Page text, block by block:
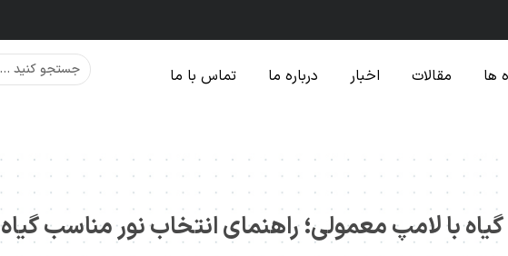
ها مقالات اخبار درباره ما تماس با ما
با لامپ معمولی؛ راهنمای انتخاب نور مناسب گیاه